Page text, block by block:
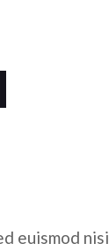
euismod nisi